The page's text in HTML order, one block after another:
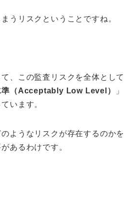
うリスクということですね。
、この監査リスクを全体として
準（Acceptably Low Level）
」
います。
ようなリスクが存在するのかを
あるわけです。